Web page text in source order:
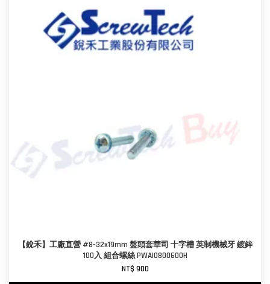
【銳禾】工廠直營 #8-32x19mm 盤頭套華司 十字槽 英制機械牙 鍍鋅
100入 組合螺絲 PWAI0800600H
NT$ 900